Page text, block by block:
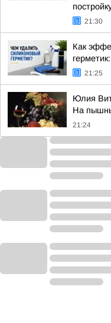
21:30
Как
21:25
Юлия
На
21:24